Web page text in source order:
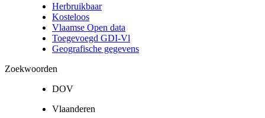
Herbruikbaar
Kosteloos
Vlaamse Open data
Toegevoegd GDI-Vl
Geografische gegevens
Zoekwoorden
DOV
Vlaanderen